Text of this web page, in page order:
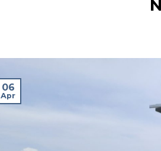
06
Apr